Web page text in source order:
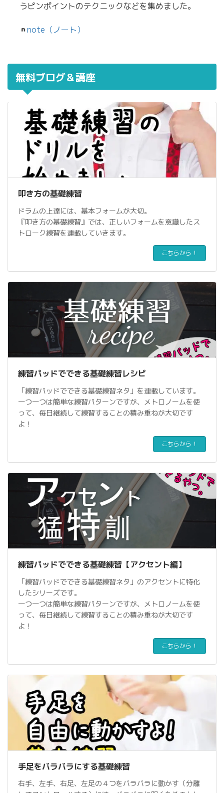
うピンポイントのテクニックなどを集めました。
note（ノート）
無料ブログ＆講座
叩き方の基礎練習
ドラムの上達には、基本フォームが大切。
『叩き方の基礎練習』では、正しいフォームを意識したス
トローク練習を連載していきます。
こちらから！
練習パッドでできる基礎練習レシピ
「練習パッドでできる基礎練習ネタ」を連載しています。
一つ一つは簡単な練習パターンですが、メトロノームを使
って、毎日継続して練習することの積み重ねが大切です
よ！
こちらから！
練習パッドでできる基礎練習【アクセント編】
「練習パッドでできる基礎練習ネタ」のアクセントに特化
したシリーズです。
一つ一つは簡単な練習パターンですが、メトロノームを使
って、毎日継続して練習することの積み重ねが大切です
よ！
こちらから！
手足をバラバラにする基礎練習
右手、左手、右足、左足の４つをバラバラに動かす（分離